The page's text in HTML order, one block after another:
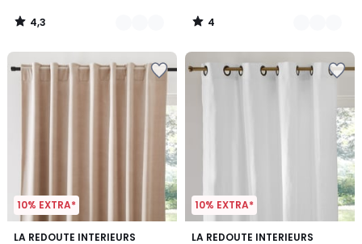
4,3
/
4
/
10% EXTRA*
LA REDOUTE INTERIEURS
4,2
8
10% EXTRA*
LA REDOUTE INTERIEURS
4,3
12